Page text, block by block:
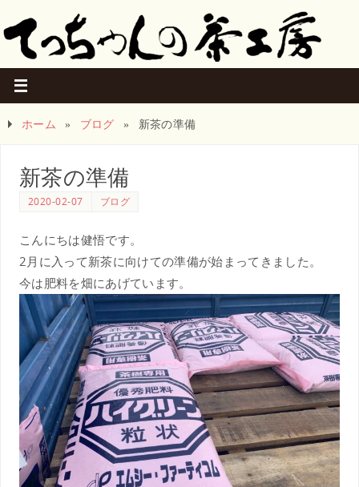
ホーム » ブログ » 新茶の準備
新茶の準備
2020-02-07 ブログ
こんにちは健悟です。
2月に入って新茶に向けての準備が始まってきました。
今は肥料を畑にあげています。